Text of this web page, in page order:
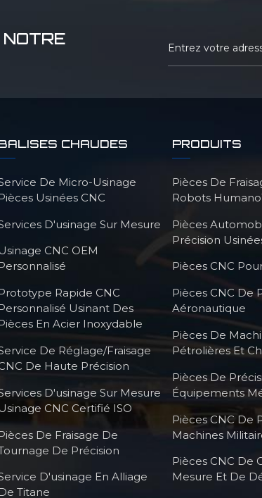
CHAUDES
De Micro-Usinage
Usinées CNC
D'usinage Sur Mesure
CNC OEM
Rapide CNC
Usinant Des
En Acier Inoxydable
De Réglage/fraisage
De Haute Précision
D'usinage Sur Mesure
CNC Certifié ISO
Pièces De Fraisage De
De Précision
D'usinage En Alliage
Titane
PRODUITS
Pièces De
Robots
Pièces
Précision
Pièces CNC
Pièces CNC De
Aéronautique
Pièces De
Pétrolières Et
Pièces De
Équipements
Pièces CNC De
Machines
Pièces CNC De
Mesure Et De